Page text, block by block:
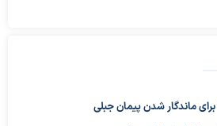
ماندگار شدن پیمان جبلی